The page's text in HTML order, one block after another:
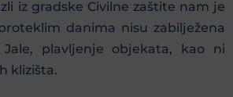
iz gradske Civilne zaštite nam je
danima nisu zabilježena
plavljenje objekata, kao ni
klizišta.